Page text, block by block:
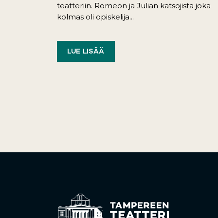
teatteriin. Romeon ja Julian katsojista joka
kolmas oli opiskelija...
LUE LISÄÄ